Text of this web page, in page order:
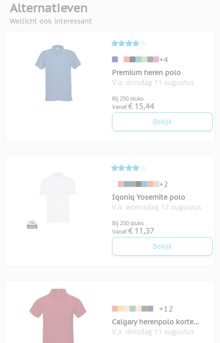
Alternatieven
Wellicht ook interessant
+4
Premium heren polo
V.a. dinsdag 11 augustus
Bij 250 stuks
Vanaf € 15,44
Bekijk
+2
Iqoniq Yosemite polo
V.a. woensdag 12 augustus
Bij 250 stuks
Vanaf € 11,37
Bekijk
+12
Calgary herenpolo korte
mouwen
V.a. dinsdag 11 augustus